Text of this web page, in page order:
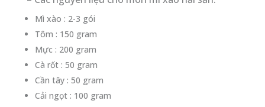
Mì xào : 2-3 gói
Tôm : 150 gram
Mực : 200 gram
Cà rốt : 50 gram
Cần tây : 50 gram
Cải ngọt : 100 gram